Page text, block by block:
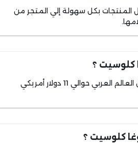
المنتجات بكل سهولة إلي المتجر من
كلوسيت ؟
تتكلف رسوم الشحن و التوصيل السريع إلي جميع دول العالم العربي حوالي 11 دولار أمريكي
كلوسيت ؟